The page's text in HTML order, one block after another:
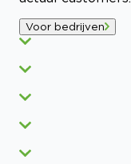
Voor bedrijven